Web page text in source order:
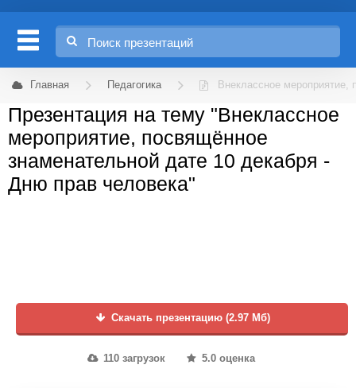
Главная Педагогика Внеклассное мероприятие,
Презентация на тему "Внеклассное
мероприятие, посвящённое
знаменательной дате 10 декабря -
Дню прав человека"
Скачать презентацию (2.97 Мб)
110 загрузок 5.0 оценка